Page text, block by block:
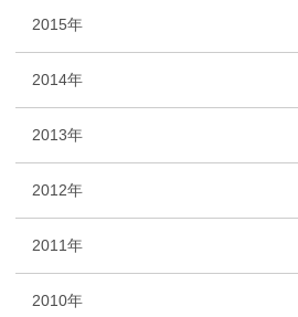
2015年
2014年
2013年
2012年
2011年
2010年